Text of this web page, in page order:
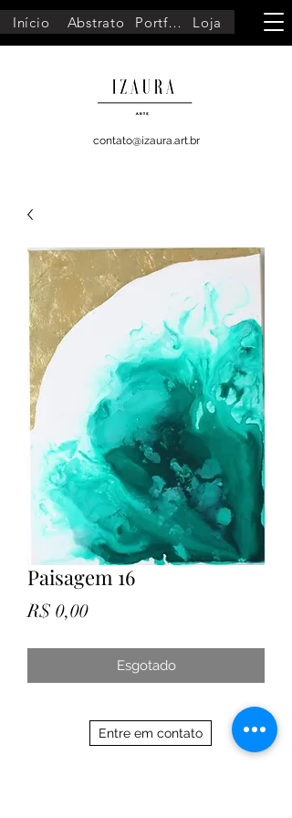
Início Abstrato Portfólio Loja
contato@izaura.art.br
Paisagem 16
R$ 0,00Preço
Esgotado
Entre em contato